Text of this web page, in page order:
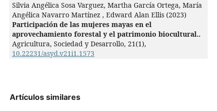
Silvia Angélica Sosa Varguez, Martha García Ortega, María
Angélica Navarro Martínez , Edward Alan Ellis (2023)
Participación de las mujeres mayas en el
aprovechamiento forestal y el patrimonio biocultural..
Agricultura, Sociedad y Desarrollo, 21(1),
10.22231/asyd.v21i1.1573
Artículos similares